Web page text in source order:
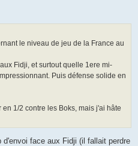
le niveau de jeu de la France au
Fidji, et surtout quelle 1ere mi-
Puis défense solide en
1/2 contre les Boks, mais j'ai hâte
face aux Fidji (il fallait perdre